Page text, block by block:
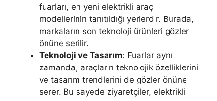
fuarları, en yeni elektrikli araç
modellerinin tanıtıldığı yerlerdir. Burada,
markaların son teknoloji ürünleri gözler
önüne serilir.
Teknoloji ve Tasarım: Fuarlar aynı
zamanda, araçların teknolojik özelliklerini
ve tasarım trendlerini de gözler önüne
serer. Bu sayede ziyaretçiler, elektrikli